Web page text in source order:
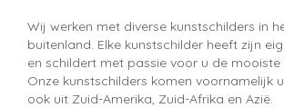
Wij werken met diverse kunstschilders in
buitenland. Elke kunstschilder heeft zijn
en schildert met passie voor u de mooiste
Onze kunstschilders komen voornamelijk
ook uit Zuid-Amerika, Zuid-Afrika en Azië.